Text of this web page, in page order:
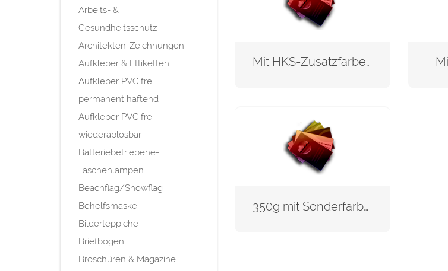
Arbeits- &
Gesundheitsschutz
Architekten-Zeichnungen
Aufkleber & Ettiketten
Aufkleber PVC frei
permanent haftend
Aufkleber PVC frei
wiederablösbar
Batteriebetriebene-
Taschenlampen
Beachflag/Snowflag
Behelfsmaske
Bilderteppiche
Briefbogen
Broschüren & Magazine
Mit HKS-Zusatzfarben
350g mit Sonderfarbe Silber